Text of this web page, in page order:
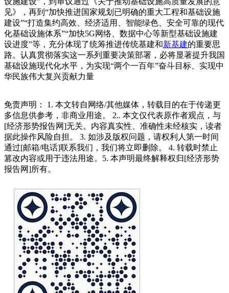
见》，再到“加快推进国家规划已明确的重大工程和基础设施
建设”“打造集约高效、经济适用、智能绿色、安全可靠的现代
化基础设施体系”“加快5G网络、数据中心等新型基础设施建
设进度”等，充分体现了统筹推进传统基建和新基建的重要思
路。认真贯彻落实这一系列重要决策部署，必将显著提升我国
基础设施现代化水平，为实现“两个一百年”奋斗目标、实现中
华民族伟大复兴贡献力量
免责声明： 1. 本文转自网络/其他媒体，转载目的在于传递更
多信息供参考，非商业用途。 2.. 本文仅代表原作者观点，与
[经济形势报告网]无关。内容真实性、准确性未经核实，读者
据此操作风险自担。 3. 如涉及版权问题，请权利人第一时间
通过[邮箱/电话]联系我们，我们将立即删除。 4. 转载时禁止
篡改内容或用于违法用途。5. 本声明最终解释权归[经济形势
报告网]所有。